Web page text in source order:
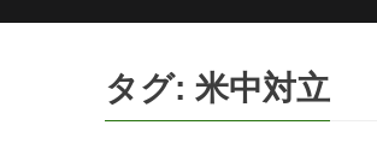
タグ: 米中対立